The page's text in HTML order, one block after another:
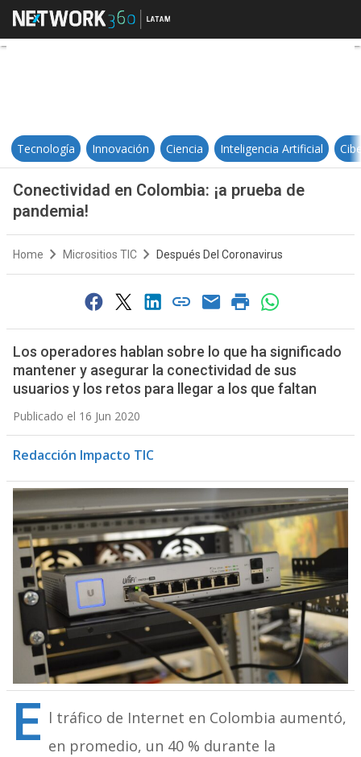
Conectividad en Colombia: ¡a
Tecnología Innovación Ciencia Inteligencia Artificial
Conectividad en Colombia: ¡a prueba de
pandemia!
Home Micrositios TIC Después Del Coronavirus
Los operadores hablan sobre lo que ha significado
mantener y asegurar la conectividad de sus
usuarios y los retos para llegar a los que faltan
Publicado el 16 Jun 2020
Redacción Impacto TIC
E l tráfico de Internet en Colombia aumentó,
en promedio, un 40 % durante la